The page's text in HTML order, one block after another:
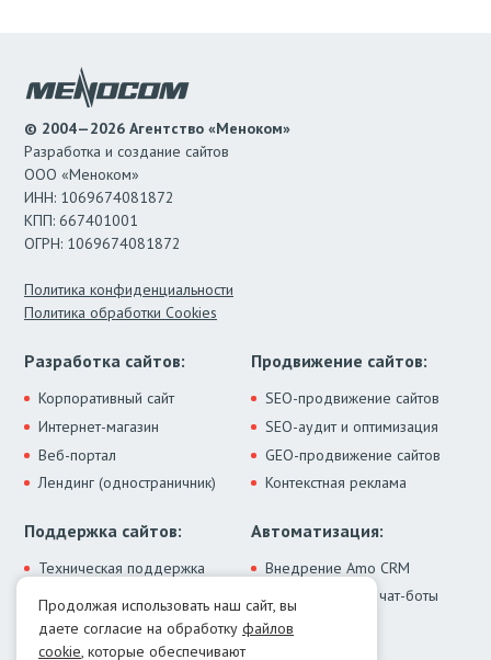
© 2004—2026 Агентство «Меноком»
Разработка и создание сайтов
ООО «Меноком»
ИНН: 1069674081872
КПП: 667401001
ОГРН: 1069674081872
Политика конфиденциальности
Политика обработки Cookies
Разработка сайтов:
Корпоративный сайт
Интернет-магазин
Веб-портал
Лендинг (одностраничник)
Продвижение сайтов:
SEO-продвижение сайтов
SEO-аудит и оптимизация
GEO-продвижение сайтов
Контекстная реклама
Поддержка сайтов:
Техническая поддержка
Модернизация сайта
Лечение от вирусов
Автоматизация:
Внедрение Amo CRM
ИИ-ассистенты и чат-боты
Интеграции
Контакты:
Продолжая использовать наш сайт, вы
даете согласие на обработку файлов
cookie, которые обеспечивают